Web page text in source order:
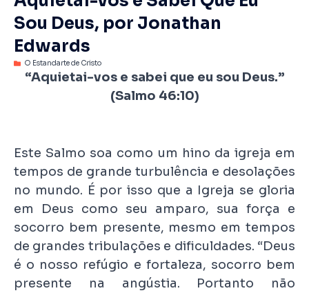
Sou Deus, por Jonathan
Edwards
O Estandarte de Cristo
“Aquietai-vos e sabei que eu sou Deus.”
(Salmo 46:10)
Este Salmo soa como um hino da igreja em
tempos de grande turbulência e desolações
no mundo. É por isso que a Igreja se gloria
em Deus como seu amparo, sua força e
socorro bem presente, mesmo em tempos
de grandes tribulações e dificuldades. “Deus
é o nosso refúgio e fortaleza, socorro bem
presente na angústia. Portanto não